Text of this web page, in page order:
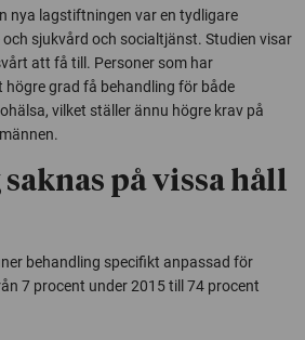
nya lagstiftningen var en tydligare
sjukvård och socialtjänst. Studien visar
att få till. Personer som har
högre grad få behandling för både
vilket ställer ännu högre krav på
på vissa håll
behandling specifikt anpassad för
7 procent under 2015 till 74 procent